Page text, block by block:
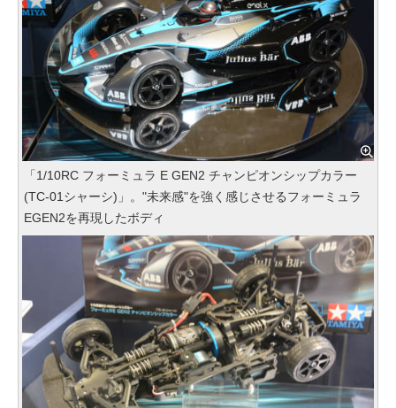
「1/10RC フォーミュラ E GEN2 チャンピオンシップカラー
(TC-01シャーシ)」。"未来感"を強く感じさせるフォーミュラ
EGEN2を再現したボディ